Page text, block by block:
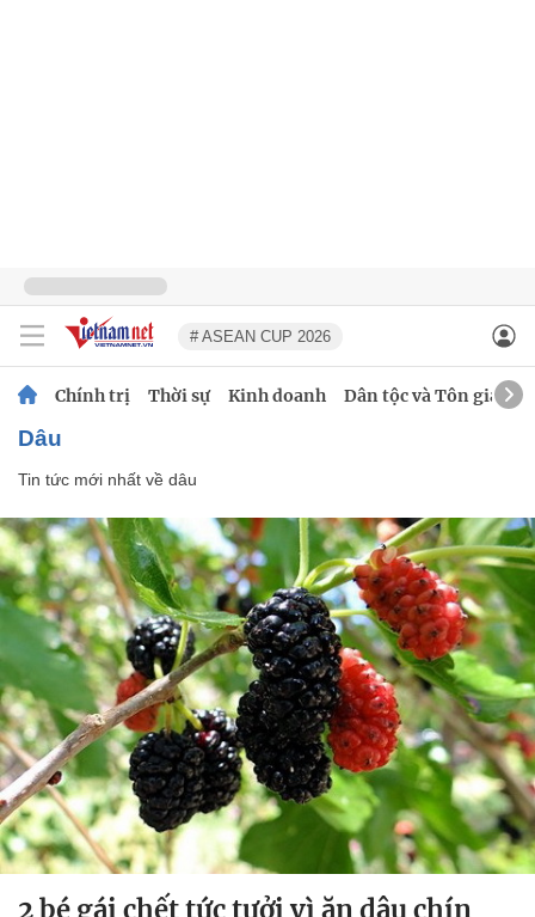
# ASEAN CUP 2026
Chính trị Thời sự Kinh doanh Dân tộc và Tôn giáo
dâu
Tin tức mới nhất về dâu
2 bé gái chết tức tưởi vì ăn dâu chín